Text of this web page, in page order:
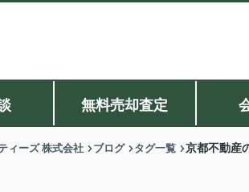
無料売却査定
ィーズ 株式会社 ブログ タグ一覧 京都不動産